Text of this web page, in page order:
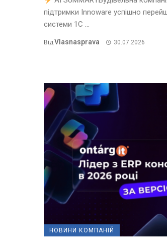
підтримки Innoware успішно
системи 1С ...
ВідVlasnasprava 30.07.2026
НОВИНИ КОМПАНІЙ